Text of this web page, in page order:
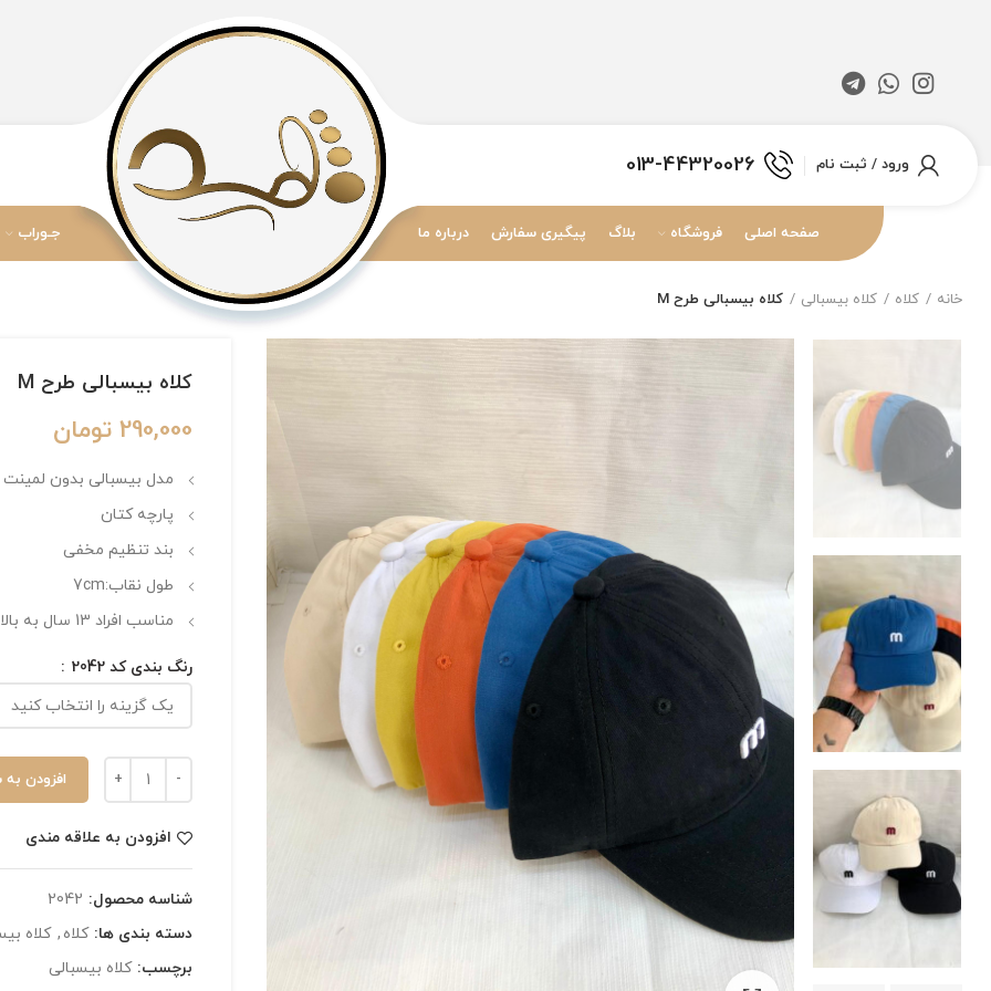
ورود / ثبت نام 013-44320026
صفحه اصلی فروشگاه بلاگ پیگیری سفارش درباره ما جـوراب
خانه کلاه کلاه بیسبالی کلاه بیسبالی طرح M
کلاه بیسبالی طرح M
290,000 تومان
مدل بیسبالی بدون لمینت
پارچه کتان
بند تنظیم مخفی
طول نقاب:7cm
مناسب افراد 13 سال به بالا
رنگ بندی کد 2042
افزودن
افزودن به علاقه مندی
شناسه محصول: 2042
دسته بندی ها: کلاه , کلاه
برچسب: کلاه بیسبالی